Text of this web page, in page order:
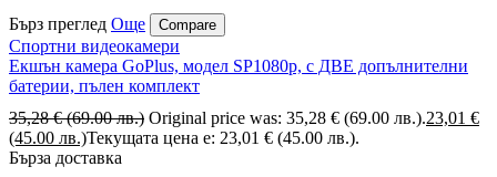
Бърз преглед Още Compare
Спортни видеокамери
Екшън камера GoPlus, модел SP1080p, с ДВЕ допълнителни
батерии, пълен комплект
35,28€ (69.00 лв.) Original price was: 35,28 € (69.00 лв.).23,01 €
(45.00 лв.)Текущата цена е: 23,01 € (45.00 лв.).
Бърза доставка